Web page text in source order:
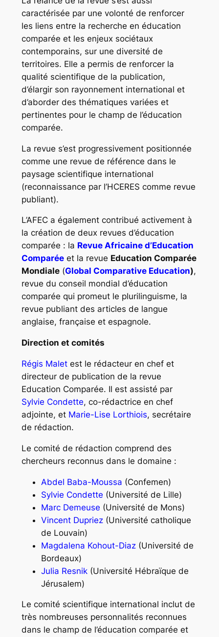
caractérisée par une volonté de renforcer
les liens entre la recherche en éducation
comparée et les enjeux sociétaux
contemporains, sur une diversité de
territoires. Elle a permis de renforcer la
qualité scientifique de la publication,
d’élargir son rayonnement international et
d’aborder des thématiques variées et
pertinentes pour le champ de l’éducation
comparée.
La revue s’est progressivement positionnée
comme une revue de référence dans le
paysage scientifique international
(reconnaissance par l’HCERES comme revue
publiant).
L’AFEC a également contribué activement à
la création de deux revues d’éducation
comparée : la Revue Africaine d’Education
Comparéeet la revue Education Comparée
Mondiale(Global Comparative Education),
revue du conseil mondial d’éducation
comparée qui promeut le plurilinguisme, la
revue publiant des articles de langue
anglaise, française et espagnole.
Direction et comités
Régis Maletest le rédacteur en chef et
directeur de publication de la revue
Education Comparée. Il est assisté par
Sylvie Condette, co-rédactrice en chef
adjointe, et Marie-Lise Lorthiois, secrétaire
de rédaction.
Le comité de rédaction comprend des
chercheurs reconnus dans le domaine :
Abdel Baba-Moussa (Confemen)
Sylvie Condette (Université de Lille)
Marc Demeuse (Université de Mons)
Vincent Dupriez(Université catholique
de Louvain)
Magdalena Kohout-Diaz(Université de
Bordeaux)
Julia Resnik(Université Hébraïque de
Jérusalem)
Le comité scientifique international inclut de
très nombreuses personnalités reconnues
dans le champ de l’éducation comparée et